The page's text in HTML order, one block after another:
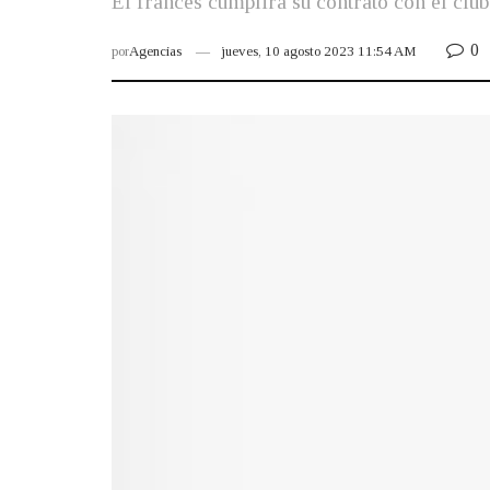
porAgencias jueves, 10 agosto 2023 11:54 AM 0